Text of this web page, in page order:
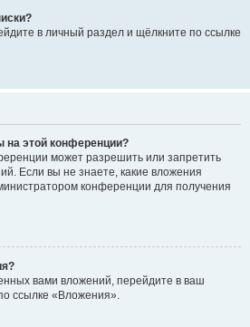
в личный раздел и щёлкните по ссылке
на этой конференции?
может разрешить или запретить
Если вы не знаете, какие вложения
конференции для получения
вами вложений, перейдите в ваш
ссылке «Вложения».